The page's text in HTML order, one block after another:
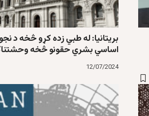
بريتانيا: له طبي زده کړو څخه د
اساسي بشري حقونو څخه
12/07/2024